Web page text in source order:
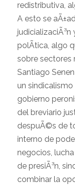
redistributiva,
A esto se
judicializaciÃ³n
polÃ­tica, algo
sobre sectores
Santiago
un
gobierno
del breviario
despuÃ©s de
interno de
negocios,
de presiÃ³n,
combinar la